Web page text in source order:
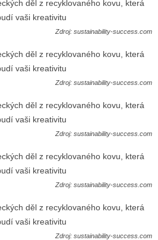
Zdroj: sustainability-success.com
Zdroj: sustainability-success.com
Zdroj: sustainability-success.com
Zdroj: sustainability-success.com
Zdroj: sustainability-success.com